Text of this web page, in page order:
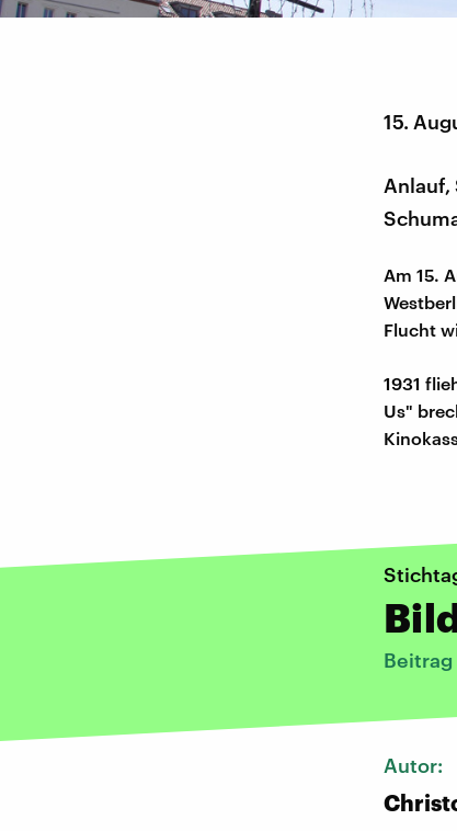
15.
Anlauf,
Am 15.
Flucht
1931
Us"
Beitrag
Autor: